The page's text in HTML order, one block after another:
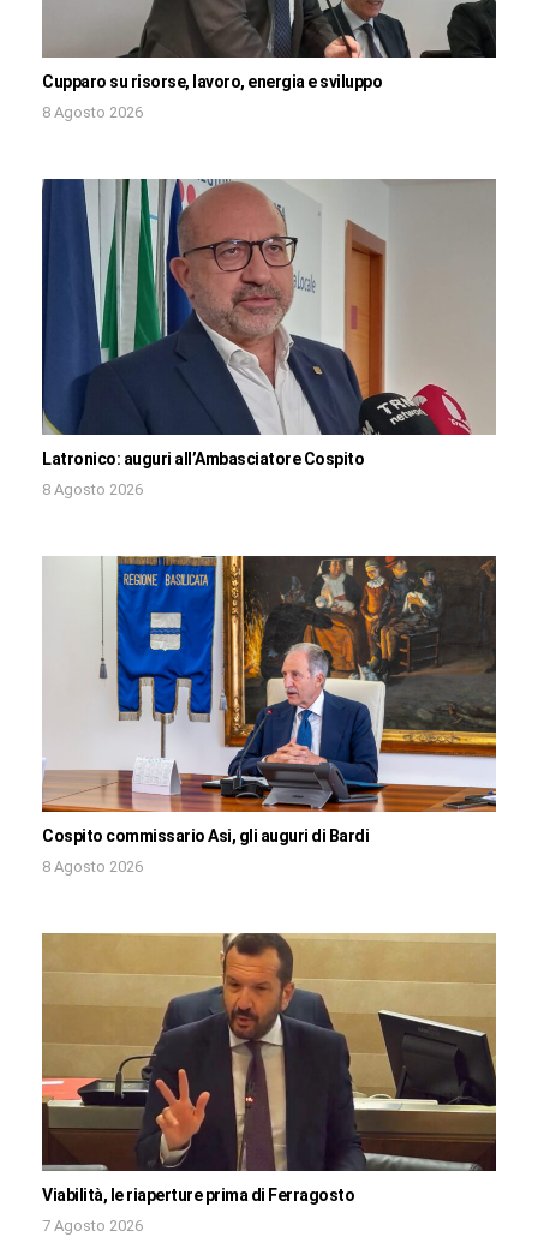
Cupparo su risorse, lavoro, energia e sviluppo
8 Agosto 2026
Latronico: auguri all’Ambasciatore Cospito
8 Agosto 2026
Cospito commissario Asi, gli auguri di Bardi
8 Agosto 2026
Viabilità, le riaperture prima di Ferragosto
7 Agosto 2026